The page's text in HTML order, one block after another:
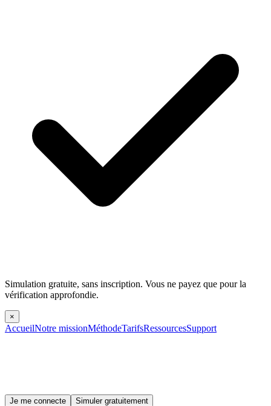
Simulation gratuite, sans inscription. Vous ne payez que pour la
vérification approfondie.
×
AccueilNotre missionMéthodeTarifsRessourcesSupport
Je me connecte Simuler gratuitement